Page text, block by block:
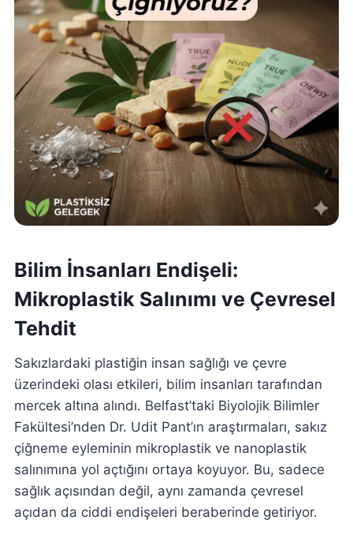
Bilim İnsanları Endişeli:
Mikroplastik Salınımı ve Çevresel
Tehdit
Sakızlardaki plastiğin insan sağlığı ve çevre
üzerindeki olası etkileri, bilim insanları tarafından
mercek altına alındı. Belfast’taki Biyolojik Bilimler
Fakültesi’nden Dr. Udit Pant’ın araştırmaları, sakız
çiğneme eyleminin mikroplastik ve nanoplastik
salınımına yol açtığını ortaya koyuyor. Bu, sadece
sağlık açısından değil, aynı zamanda çevresel
açıdan da ciddi endişeleri beraberinde getiriyor.